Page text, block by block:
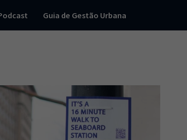
Guia de Gestão Urbana